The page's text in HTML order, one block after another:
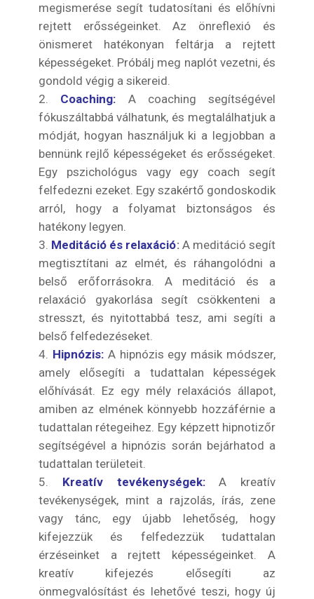
megismerése segít tudatosítani és előhívni
rejtett erősségeinket. Az önreflexió és
önismeret hatékonyan feltárja a rejtett
képességeket. Próbálj meg naplót vezetni, és
gondold végig a sikereid.
Coaching: A coaching segítségével
fókuszáltabbá válhatunk, és megtalálhatjuk a
módját, hogyan használjuk ki a legjobban a
bennünk rejlő képességeket és erősségeket.
Egy pszichológus vagy egy coach segít
felfedezni ezeket. Egy szakértő gondoskodik
arról, hogy a folyamat biztonságos és
hatékony legyen.
Meditáció és relaxáció:A meditáció segít
megtisztítani az elmét, és ráhangolódni a
belső erőforrásokra. A meditáció és a
relaxáció gyakorlása segít csökkenteni a
stresszt, és nyitottabbá tesz, ami segíti a
belső felfedezéseket.
Hipnózis: A hipnózis egy másik módszer,
amely elősegíti a tudattalan képességek
előhívását. Ez egy mély relaxációs állapot,
amiben az elmének könnyebb hozzáférnie a
tudattalan rétegeihez. Egy képzett hipnotizőr
segítségével a hipnózis során bejárhatod a
tudattalan területeit.
Kreatív tevékenységek:A kreatív
tevékenységek, mint a rajzolás, írás, zene
vagy tánc, egy újabb lehetőség, hogy
kifejezzük és felfedezzük tudattalan
érzéseinket a rejtett képességeinket. A
kreatív kifejezés elősegíti az
önmegvalósítást és lehetővé teszi, hogy új